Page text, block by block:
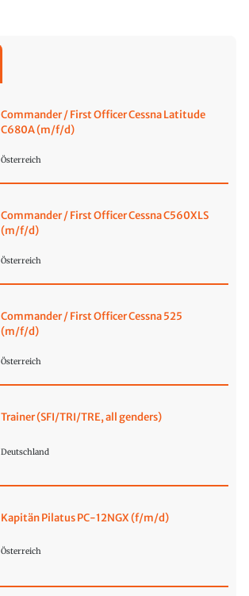
Commander / First Officer Cessna Latitude
C680A (m/f/d)
Österreich
Commander / First Officer Cessna C560XLS
(m/f/d)
Österreich
Commander / First Officer Cessna 525
(m/f/d)
Österreich
Trainer (SFI/TRI/TRE, all genders)
Deutschland
Kapitän Pilatus PC-12NGX (f/m/d)
Österreich